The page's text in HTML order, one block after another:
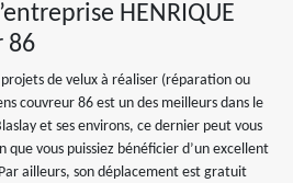
HENRIQUE
86
projets de velux à réaliser (réparation ou
couvreur 86 est un des meilleurs dans le
et ses environs, ce dernier peut vous
que vous puissiez bénéficier d’un excellent
ailleurs, son déplacement est gratuit